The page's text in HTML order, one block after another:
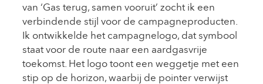
van ‘Gas terug, samen vooruit’ zocht ik een
verbindende stijl voor de campagneproducten.
Ik ontwikkelde het campagnelogo, dat symbool
staat voor de route naar een aardgasvrije
toekomst. Het logo toont een weggetje met een
stip op de horizon, waarbij de pointer verwijst